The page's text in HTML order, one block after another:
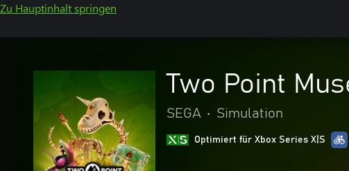
Zu Hauptinhalt springen
Two Point
SEGA • Simulation
Optimiert für Xbox Series X|S